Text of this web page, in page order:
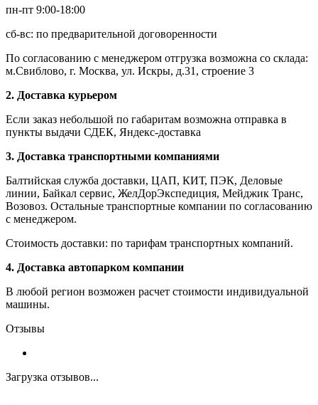
пн-пт 9:00-18:00
сб-вс: по предварительной договоренности
По согласованию с менеджером отгрузка возможна со склада:
м.Свиблово, г. Москва, ул. Искры, д.31, строение 3
2. Доставка курьером
Если заказ небольшой по габаритам возможна отправка в
пункты выдачи СДЕК, Яндекс-доставка
3. Доставка транспортными компаниями
Балтийская служба доставки, ЦАП, КИТ, ПЭК, Деловые
линии, Байкал сервис, ЖелДорЭкспедиция, Мейджик Транс,
Возовоз. Остальные транспортные компании по согласованию
с менеджером.
Стоимость доставки: по тарифам транспортных компаний.
4. Доставка автопарком компании
В любой регион возможен расчет стоимости индивидуальной
машины.
Отзывы
Загрузка отзывов...